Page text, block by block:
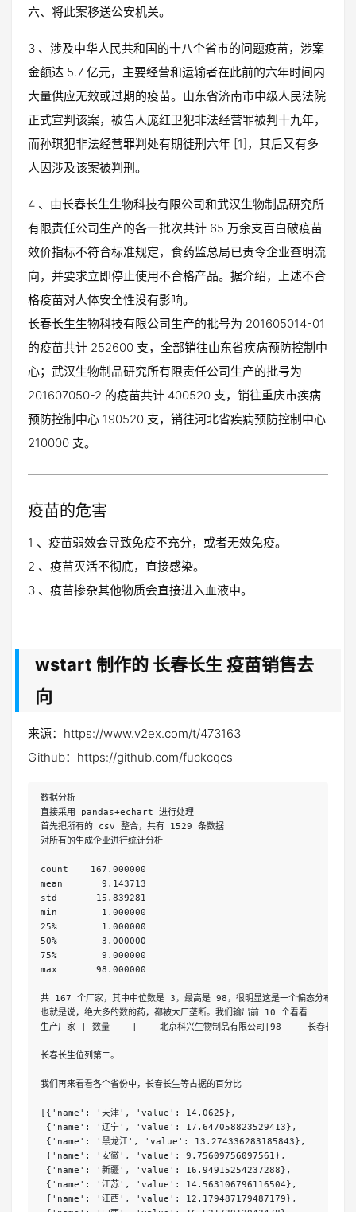
六、将此案移送公安机关。
3 、涉及中华人民共和国的十八个省市的问题疫苗，涉案
金额达 5.7 亿元，主要经营和运输者在此前的六年时间内
大量供应无效或过期的疫苗。山东省济南市中级人民法院
正式宣判该案，被告人庞红卫犯非法经营罪被判十九年，
而孙琪犯非法经营罪判处有期徒刑六年 [1]，其后又有多
人因涉及该案被判刑。
4 、由长春长生生物科技有限公司和武汉生物制品研究所
有限责任公司生产的各一批次共计 65 万余支百白破疫苗
效价指标不符合标准规定，食药监总局已责令企业查明流
向，并要求立即停止使用不合格产品。据介绍，上述不合
格疫苗对人体安全性没有影响。
长春长生生物科技有限公司生产的批号为 201605014-01
的疫苗共计 252600 支，全部销往山东省疾病预防控制中
心；武汉生物制品研究所有限责任公司生产的批号为
201607050-2 的疫苗共计 400520 支，销往重庆市疾病
预防控制中心 190520 支，销往河北省疾病预防控制中心
210000 支。
疫苗的危害
1 、疫苗弱效会导致免疫不充分，或者无效免疫。
2 、疫苗灭活不彻底，直接感染。
3 、疫苗掺杂其他物质会直接进入血液中。
wstart 制作的 长春长生 疫苗销售去
向
来源：https://www.v2ex.com/t/473163
Github：https://github.com/fuckcqcs
数据分析
直接采用 pandas+echart 进行处理
首先把所有的 csv 整合，共有 1529 条数据
对所有的生成企业进行统计分析
count    167.000000
mean       9.143713
std       15.839281
min        1.000000
25%        1.000000
50%        3.000000
75%        9.000000
max       98.000000
共 167 个厂家，其中中位数是 3，最高是 98，很明显这是一个偏态分布。
也就是说，绝大多的数的药，都被大厂垄断。我们输出前 10 个看看
生产厂家 | 数量 ---|--- 北京科兴生物制品有限公司|98	长春长生生物科技有限责任公司| 91	华兰生物疫苗有限公司|72	玉溪沃森生物技术有限公司|57	上海生物制品研究所有限责任公司|56	大连雅立峰生物制药有限公司|51	长春生物制品研究所有限责任公司|50	华北制药金坦生物技术股份有限公司|46 辽宁成大生物股份有限公司|44	北京智飞绿竹生物制药有限公司|43
长春长生位列第二。
我们再来看看各个省份中，长春长生等占据的百分比
[{'name': '天津', 'value': 14.0625},
{'name': '辽宁', 'value': 17.647058823529413},
{'name': '黑龙江', 'value': 13.274336283185843},
{'name': '安徽', 'value': 9.75609756097561},
{'name': '新疆', 'value': 16.94915254237288},
{'name': '江苏', 'value': 14.563106796116504},
{'name': '江西', 'value': 12.179487179487179},